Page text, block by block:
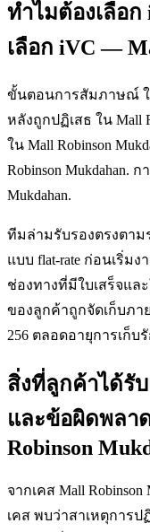
ทำไมต้องเลือ
เลือก iVC —
ขั้นตอนการสัมภาษณ์ ใน
หลังถูกปฏิเสธ ใน Mall
ใน Mall Robinson
Robinson Mukdahan.
Mukdahan.
ทีมล่ามรับรองตรงตาม
แบบ flat-rate ก่อนเริ่ม
ช่องทางที่มีใบเสร็จแ
ของลูกค้าถูกจัดเก็บภาย
256 ตลอดอายุการเก็บ
สิ่งที่ลูกค้าได้รั
และข้อผิดพล
Robinson
จากเคส Mall
เคส พบว่าสาเหตุการ